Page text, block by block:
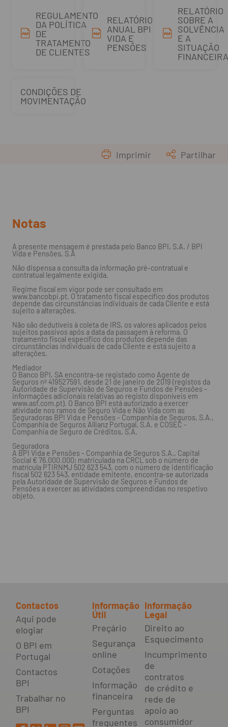
REGULAMENTO
DA POLÍTICA
DE
TRATAMENTO
DE CLIENTES
RELATÓRIO
ANUAL BPI
VIDA E
PENSÕES
RELATÓRIO
SOBRE A
SOLVÊNCIA
E A
SITUAÇÃO
CONDIÇÕES DE
MOVIMENTAÇÃO
Imprimir Partilhar
Notas
A presente mensagem é prestada pelo Banco BPI, S.A. / BPI
Vida e Pensões, S.A
Não dispensa a consulta da informação pré-contratual e
contratual legalmente exigida.
Regime fiscal em vigor pode ser consultado em
www.bancobpi.pt. O tratamento fiscal específico dos produtos
depende das circunstâncias individuais de cada Cliente e está
sujeito a alterações.
Não são dedutíveis à coleta de IRS, os valores aplicados pelos
sujeitos passivos após a data da passagem à reforma. O
tratamento fiscal específico dos produtos depende das
circunstâncias individuais de cada Cliente e está sujeito a
alterações.
Mediador
O Banco BPI, SA encontra-se registado como Agente de
Seguros nº 419527591, desde 21 de janeiro de 2019 (registos da
Autoridade de Supervisão de Seguros e Fundos de Pensões -
informações adicionais relativas ao registo disponíveis em
www.asf.com.pt). O Banco BPI está autorizado a exercer
atividade nos ramos de Seguro Vida e Não Vida com as
Seguradoras BPI Vida e Pensões - Companhia de Seguros, S.A.,
Companhia de Seguros Allianz Portugal, S.A. e COSEC -
Companhia de Seguro de Créditos, S.A.
Seguradora
A BPI Vida e Pensões - Companhia de Seguros S.A., Capital
Social € 76.000.000; matriculada na CRCL sob o número de
matrícula PTIRNMJ 502 623 543, com o número de identificação
fiscal 502 623 543, entidade emitente, encontra-se autorizada
pela Autoridade de Supervisão de Seguros e Fundos de
Pensões a exercer as atividades compreendidas no respetivo
objeto.
Contactos
Aqui pode
elogiar
O BPI em
Portugal
Contactos
BPI
Trabalhar no
BPI
Informação
Útil
Preçário
Segurança
online
Cotações
Informação
financeira
Perguntas
frequentes
Informação
Legal
Direito ao
Esquecimento
Incumprimento
de
contratos
de crédito e
rede de
apoio ao
consumidor